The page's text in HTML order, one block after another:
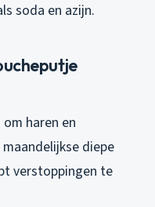
soda en azijn.
haren en
diepe
verstoppingen te